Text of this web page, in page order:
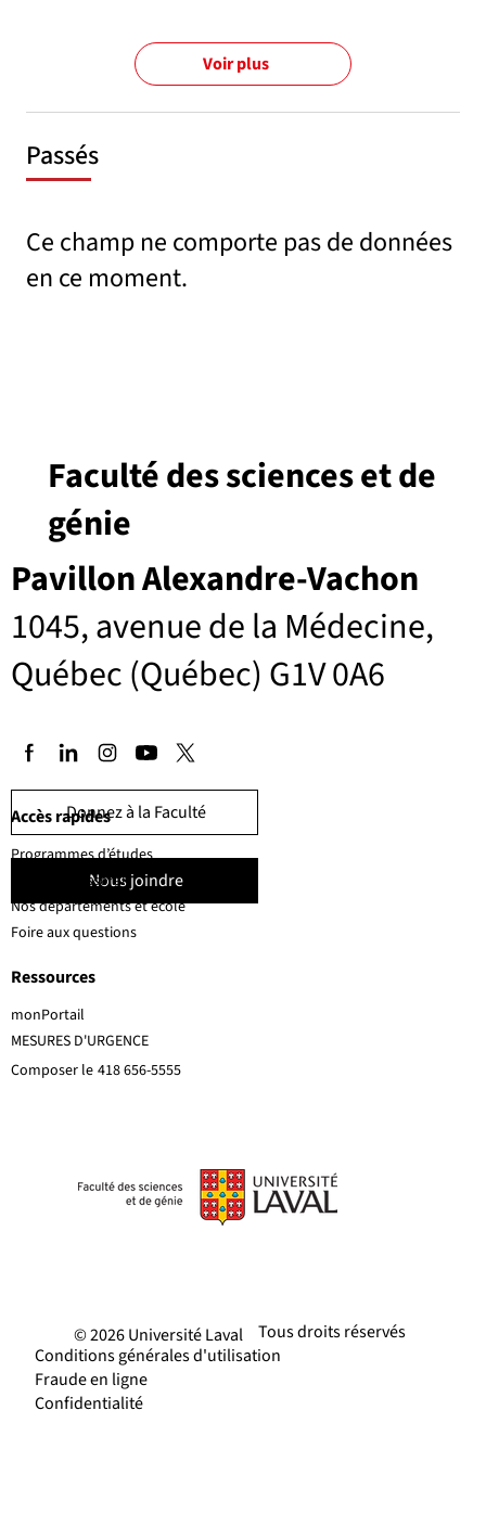
Voir plus
Passés
Ce champ ne comporte pas de données
en ce moment.
Pavillon Alexandre-Vachon
1045, avenue de la Médecine,
Québec (Québec) G1V 0A6
Faculté des sciences et de
génie
Donnez à la Faculté
Nous joindre
MESURES D'URGENCE
Composer le 418 656-5555
Accès rapides
Ressources
Programmes d’études
Corps professoral
Nos départements et école
Foire aux questions
monPortail
Tous droits réservés
© 2026 Université Laval
Conditions générales d'utilisation
Fraude en ligne
Confidentialité